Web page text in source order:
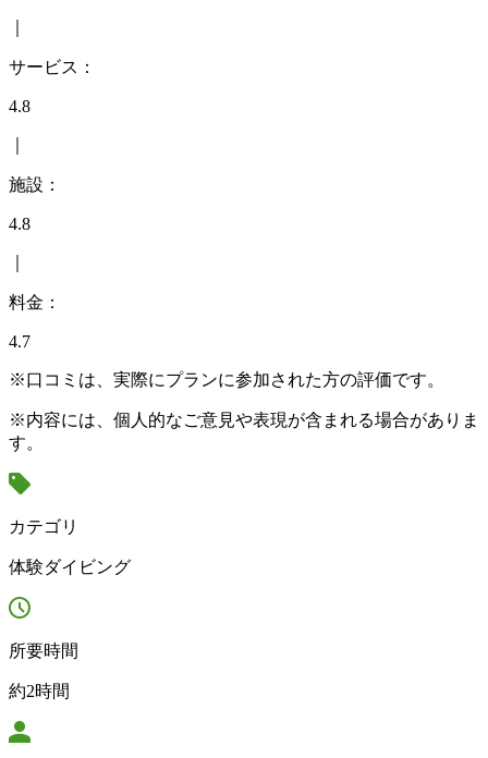
サービス：
4.8
施設：
4.8
料金：
4.7
※口コミは、実際にプランに参加された方の評価です。
※内容には、個人的なご意見や表現が含まれる場合がありま
す。
カテゴリ
体験ダイビング
所要時間
約2時間